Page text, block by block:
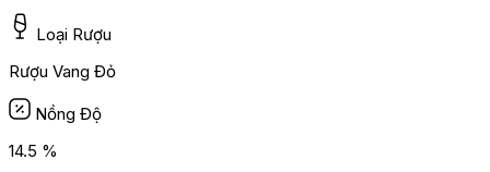
Loại Rượu
Rượu Vang Đỏ
Nồng Độ
14.5 %